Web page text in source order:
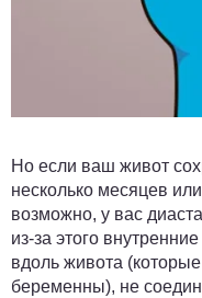
Но если ваш живот
несколько месяцев
возможно, у вас
из-за этого
вдоль живота
беременны), не